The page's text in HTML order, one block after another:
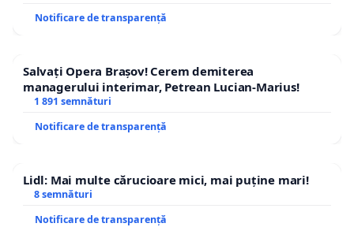
Notificare de transparență
Salvați Opera Brașov! Cerem demiterea
managerului interimar, Petrean Lucian-Marius!
1 891 semnături
Notificare de transparență
Lidl: Mai multe cărucioare mici, mai puține mari!
8 semnături
Notificare de transparență